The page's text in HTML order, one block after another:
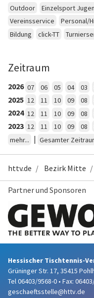
Outdoor
Einzelsport
Vereinsservice
Personal/
Bildung
click-TT
Zeitraum
2026 07 06 05 04 03
2025 12 11 10 09 08
2024 12 11 10 09 08
2023 12 11 10 09 08
mehr...
| Gesamter
httv.de Bezirk Mitte
Partner und Sponsoren
Hessischer Tischtennis-
Grüninger Str. 17, 35415
Tel 06403/9568-0 • Fax:
geschaeftsstelle@httv.de